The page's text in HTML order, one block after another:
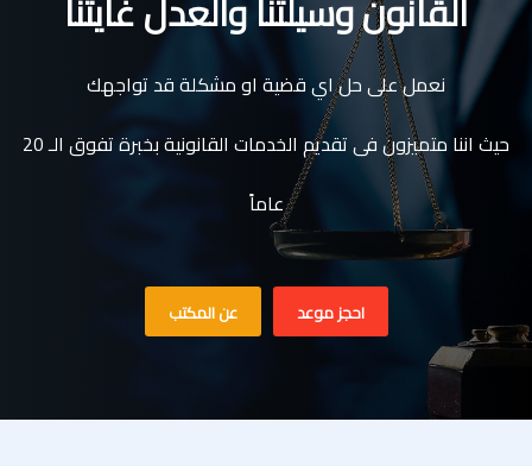
نعمل على حل اي قضية او مشكلة قد تواجهك
حيث اننا متميزون فى تقديم الخدمات القانونية بخبرة تفوق الـ 20
عاماً
احجز موعد عن المكتب